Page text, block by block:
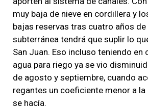
muy baja de nieve en cordillera y
bajas reservas tras cuatro años de
subterránea tendrá que suplir lo
San Juan. Eso incluso teniendo en
agua para riego ya se vio
de agosto y septiembre, cuando
regantes un coeficiente menor a
se hacía.